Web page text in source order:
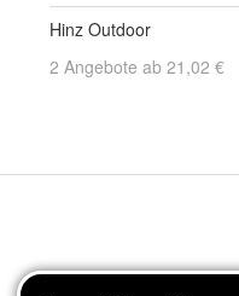
Hinz Outdoor
2 Angebote ab 21,02 €